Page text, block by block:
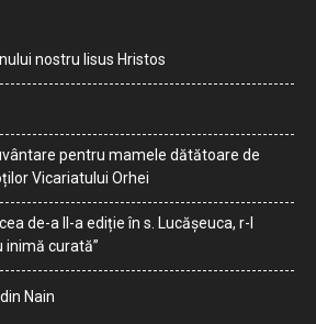
nostru Iisus Hristos
pentru mamele dătătoare de
Vicariatului Orhei
de-a II-a ediție în s. Lucășeuca, r-l
inimă curată”
Nain